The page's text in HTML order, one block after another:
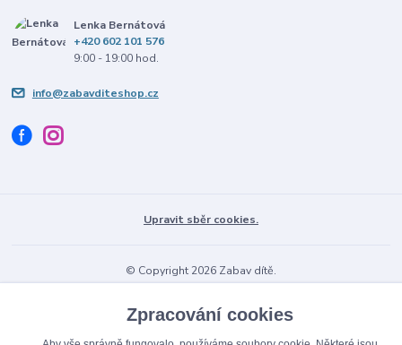
Lenka Bernátová
+420 602 101 576
9:00 - 19:00 hod.
info@zabavditeshop.cz
Upravit sběr cookies.
© Copyright 2026 Zabav dítě.
Zpracování cookies